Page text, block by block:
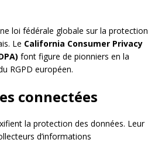
loi fédérale globale sur la protection
Le California Consumer Privacy
font figure de pionniers en la
RGPD européen.
connectées
la protection des données. Leur
d’informations